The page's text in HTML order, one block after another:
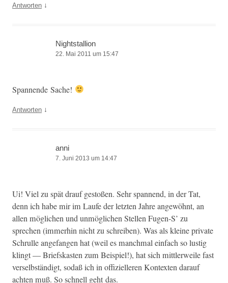
Antworten ↓
Nightstallion
22. Mai 2011 um 15:47
Span­nende Sache!
Antworten ↓
anni
7. Juni 2013 um 14:47
Ui! Viel zu spät drauf gestoßen. Sehr span­nend, in der Tat,
denn ich habe mir im Laufe der let­zten Jahre angewöh­nt, an
allen möglichen und unmöglichen Stellen Fugen‑S’ zu
sprechen (immer­hin nicht zu schreiben). Was als kleine pri­vate
Schrulle ange­fan­gen hat (weil es manch­mal ein­fach so lustig
klingt — Brief­skas­ten zum Beispiel!), hat sich mit­tler­weile fast
verselb­ständigt, sodaß ich in offizielleren Kon­tex­ten darauf
acht­en muß. So schnell geht das.